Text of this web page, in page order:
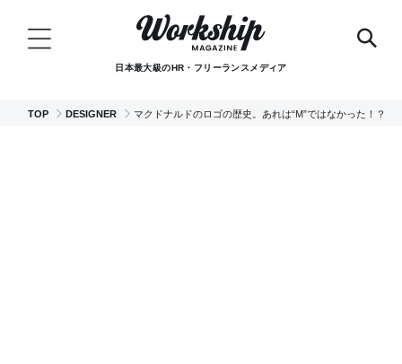
日本最大級のHR・フリーランスメディア
TOP DESIGNER マクドナルドのロゴの歴史。あれは“M”ではなかった！？